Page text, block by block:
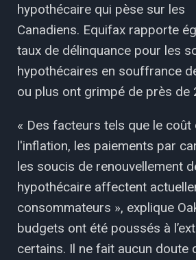
hypothécaire qui pèse sur les
Canadiens. Equifax rapporte
taux de délinquance pour les
hypothécaires en souffrance
ou plus ont grimpé de près de
« Des facteurs tels que le coût
l'inflation, les paiements par
les soucis de renouvellement
hypothécaire affectent
consommateurs », explique
budgets ont été poussés à
certains. Il ne fait aucun doute